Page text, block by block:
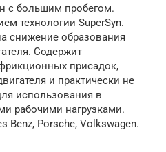
с большим пробегом.
технологии SuperSyn.
снижение образования
Содержит
присадок,
и практически не
использования в
рабочими нагрузками.
Benz, Porsche, Volkswagen.